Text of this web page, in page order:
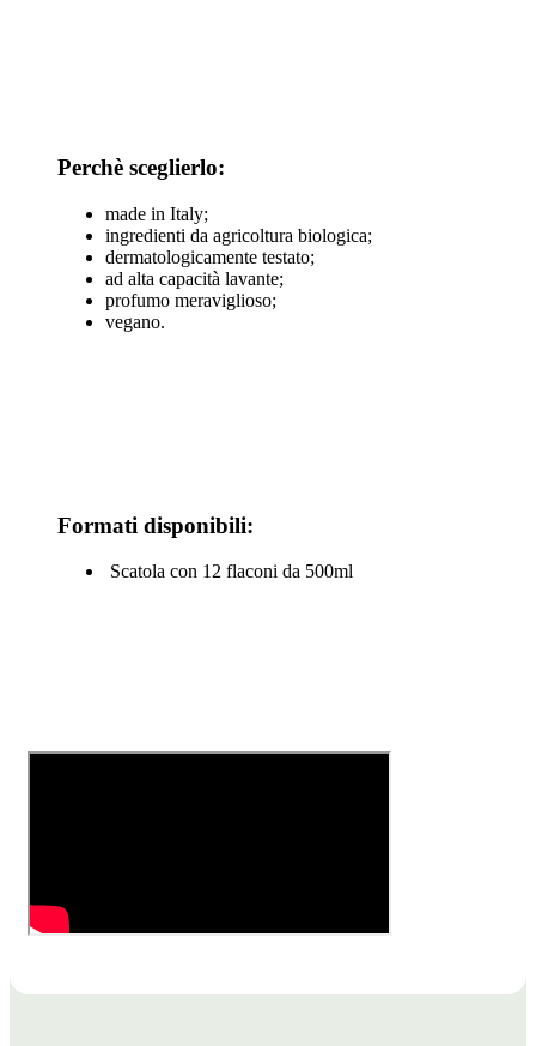
Perchè sceglierlo:
made in Italy;
ingredienti da agricoltura biologica;
dermatologicamente testato;
ad alta capacità lavante;
profumo meraviglioso;
vegano.
Formati disponibili:
Scatola con 12 flaconi da 500ml